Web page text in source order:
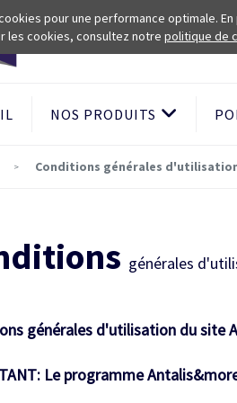
pour une performance optimale.
les cookies, consultez notre politique de
NOS PRODUITS
Conditions générales
générales
générales d'utilisation du site
Le programme